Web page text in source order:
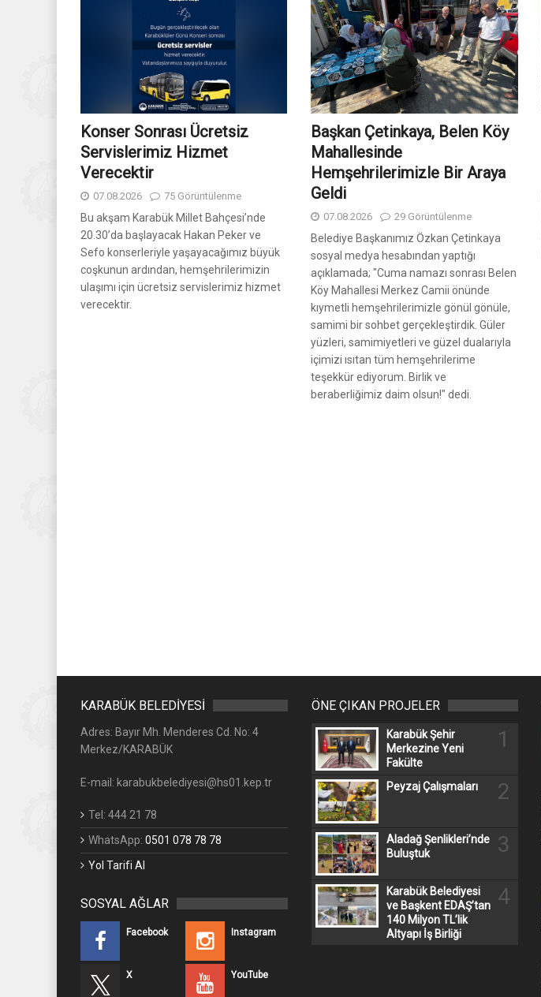
Konser Sonrası Ücretsiz
Servislerimiz Hizmet
Verecektir
07.08.2026 75 Görüntülenme
Bu akşam Karabük Millet Bahçesi’nde
20.30’da başlayacak Hakan Peker ve
Sefo konserleriyle yaşayacağımız büyük
coşkunun ardından, hemşehrilerimizin
ulaşımı için ücretsiz servislerimiz hizmet
verecektir.
Başkan Çetinkaya, Belen Köy
Mahallesinde
Hemşehrilerimizle Bir Araya
Geldi
07.08.2026 29 Görüntülenme
Belediye Başkanımız Özkan Çetinkaya
sosyal medya hesabından yaptığı
açıklamada; "Cuma namazı sonrası Belen
Köy Mahallesi Merkez Camii önünde
kıymetli hemşehrilerimizle gönül gönüle,
samimi bir sohbet gerçekleştirdik. Güler
yüzleri, samimiyetleri ve güzel dualarıyla
içimizi ısıtan tüm hemşehrilerime
teşekkür ediyorum. Birlik ve
beraberliğimiz daim olsun!" dedi.
KARABÜK BELEDİYESİ
Adres: Bayır Mh. Menderes Cd. No: 4
Merkez/KARABÜK
E-mail: karabukbelediyesi@hs01.kep.tr
Tel: 444 21 78
WhatsApp: 0501 078 78 78
Yol Tarifi Al
SOSYAL AĞLAR
Facebook Instagram
X YouTube
ÖNE ÇIKAN PROJELER
Karabük Şehir
Merkezine Yeni
Fakülte
1
Peyzaj Çalışmaları 2
Aladağ Şenlikleri’nde
Buluştuk
3
Karabük Belediyesi
ve Başkent EDAŞ’tan
140 Milyon TL’lik
Altyapı İş Birliği
4